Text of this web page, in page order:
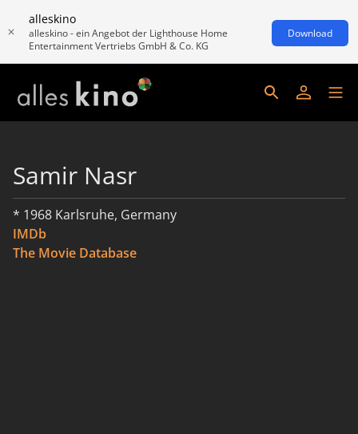
alleskino
alleskino - ein Angebot der Lighthouse Home
Entertainment Vertriebs GmbH & Co. KG
Download
Samir Nasr
* 1968 Karlsruhe, Germany
IMDb
The Movie Database